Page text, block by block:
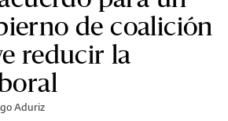
de coalición
reducir la
Aduriz